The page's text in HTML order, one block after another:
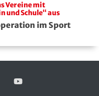
Vereine mit
und Schule“ aus
im Sport
Sie uns auf:
YouTube